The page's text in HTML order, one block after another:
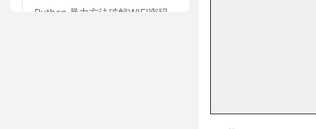
Python 暴力方法破解WIFI密码